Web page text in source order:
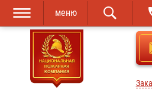
Перейти к
основному
содержанию
Skip to
navigation
меню